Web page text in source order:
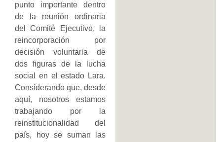
punto importante dentro
de la reunión ordinaria
del Comité Ejecutivo, la
reincorporación por
decisión voluntaria de
dos figuras de la lucha
social en el estado Lara.
Considerando que, desde
aquí, nosotros estamos
trabajando por la
reinstitucionalidad del
país, hoy se suman las